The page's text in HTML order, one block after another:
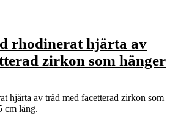
rhodinerat hjärta av
zirkon som hänger
hjärta av tråd med facetterad zirkon som
cm lång.